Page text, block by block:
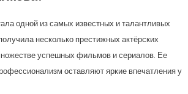
одной из самых известных и талантливых
несколько престижных актёрских
успешных фильмов и сериалов. Ее
оставляют яркие впечатления у